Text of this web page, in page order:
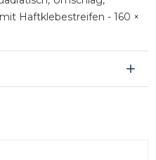
Haftklebestreifen - 160 ×